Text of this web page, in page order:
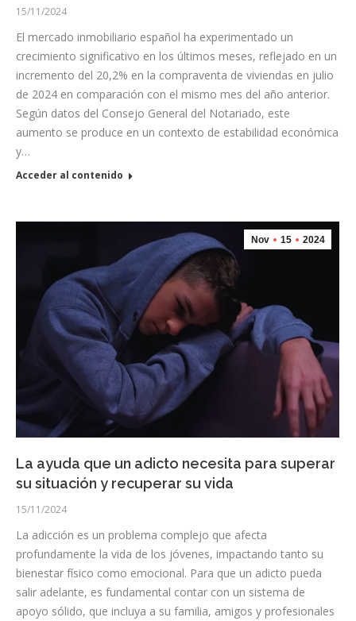
15/11/2024
El mercado inmobiliario español ha experimentado un
crecimiento significativo en los últimos meses, reflejado en un
incremento del 20,2% en la compraventa de viviendas en julio
de 2024 en comparación con el mismo mes del año anterior.
Según datos del Consejo General del Notariado, este
aumento se produce en un contexto de estabilidad económica
y…
Acceder al contenido
Nov 15 2024
La ayuda que un adicto necesita para superar
su situación y recuperar su vida
15/11/2024
La adicción es un problema complejo que afecta
profundamente la vida de los jóvenes, impactando tanto su
bienestar físico como emocional. Para que un adicto pueda
salir adelante, es fundamental contar con un sistema de
apoyo sólido, que incluya a su familia, amigos y profesionales